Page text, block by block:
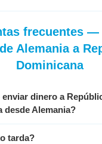
frecuentes —
Alemania a
Dominicana
enviar dinero a
desde Alemania?
tarda?